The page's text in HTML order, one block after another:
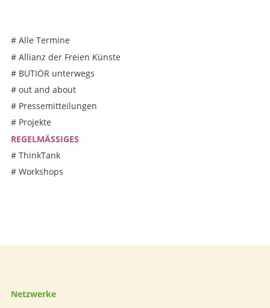
# Alle Termine
# Allianz der Freien Künste
# BUTIÖR unterwegs
# out and about
# Pressemitteilungen
# Projekte
REGELMÄSSIGES
# ThinkTank
# Workshops
Netzwerke